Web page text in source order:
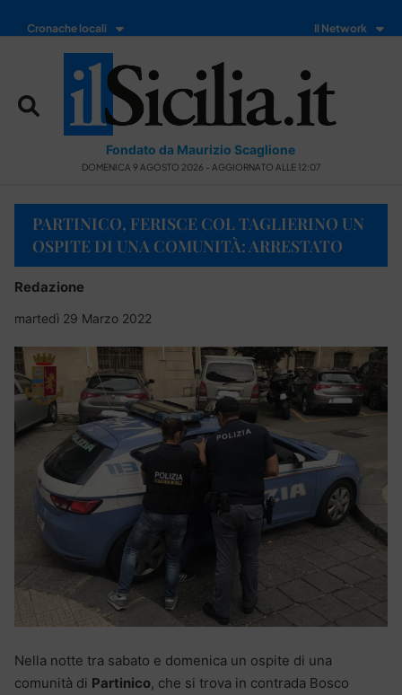
Cronache locali Il Network
Fondato da Maurizio Scaglione
DOMENICA 9 AGOSTO 2026 - AGGIORNATO ALLE 12:07
PARTINICO, FERISCE COL TAGLIERINO UN
OSPITE DI UNA COMUNITÀ: ARRESTATO
Redazione
martedì 29 Marzo 2022
Nella notte tra sabato e domenica un ospite di una
comunità di Partinico, che si trova in contrada Bosco